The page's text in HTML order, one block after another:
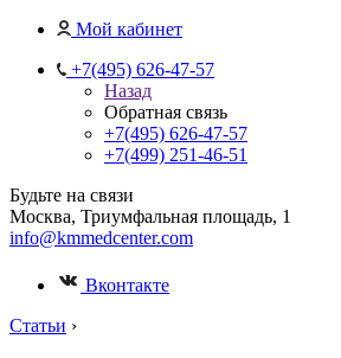
Мой кабинет
+7(495) 626-47-57
Назад
Обратная связь
+7(495) 626-47-57
+7(499) 251-46-51
Будьте на связи
Москва, Триумфальная площадь, 1
info@kmmedcenter.com
Вконтакте
Статьи ›